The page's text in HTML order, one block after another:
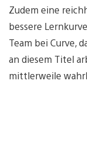
Zudem eine
bessere
Team bei Curve,
an diesem Titel
mittlerweile